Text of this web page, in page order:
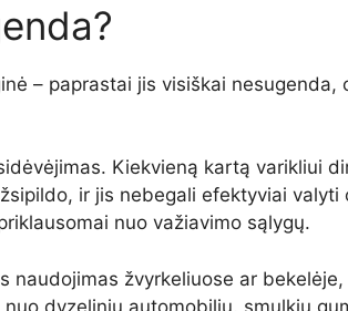
– paprastai jis visiškai
Kiekvieną kartą varikliui
ir jis nebegali efektyviai
nuo važiavimo sąlygų.
naudojimas žvyrkeliuose ar
dyzelinių automobilių, smulkių